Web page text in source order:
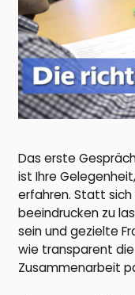
Das erste
ist Ihre
erfahren. Statt
beeindrucken zu
sein und gezielte
wie transparent
Zusammenarbeit